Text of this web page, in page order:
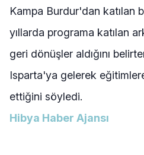
Kampa Burdur'dan katılan
yıllarda programa katılan
geri dönüşler aldığını
Isparta'ya gelerek
ettiğini söyledi.
Hibya Haber Ajansı